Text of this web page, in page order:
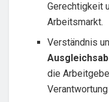
Gerechtigkeit
Arbeitsmarkt.
Verständnis
die